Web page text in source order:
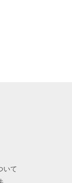
いて